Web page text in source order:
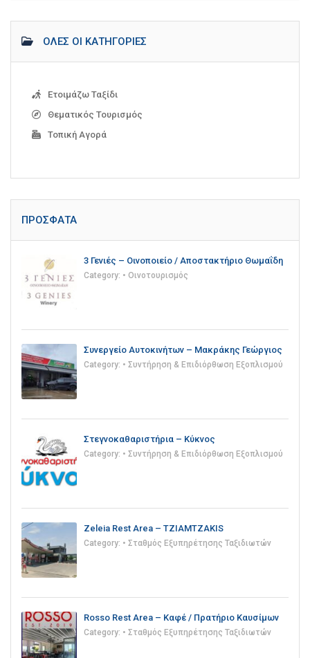
ΌΛΕΣ ΟΙ ΚΑΤΗΓΟΡΊΕΣ
Ετοιμάζω Ταξίδι
Θεματικός Τουρισμός
Τοπική Αγορά
ΠΡΌΣΦΑΤΑ
3 Γενιές – Οινοποιείο / Αποστακτήριο Θωμαΐδη
Category: • Οινοτουρισμός
Συνεργείο Αυτοκινήτων – Μακράκης Γεώργιος
Category: • Συντήρηση & Επιδιόρθωση Εξοπλισμού
Στεγνοκαθαριστήρια – Κύκνος
Category: • Συντήρηση & Επιδιόρθωση Εξοπλισμού
Zeleia Rest Area – TZIAMTZAKIS
Category: • Σταθμός Εξυπηρέτησης Ταξιδιωτών
Rosso Rest Area – Καφέ / Πρατήριο Καυσίμων
Category: • Σταθμός Εξυπηρέτησης Ταξιδιωτών